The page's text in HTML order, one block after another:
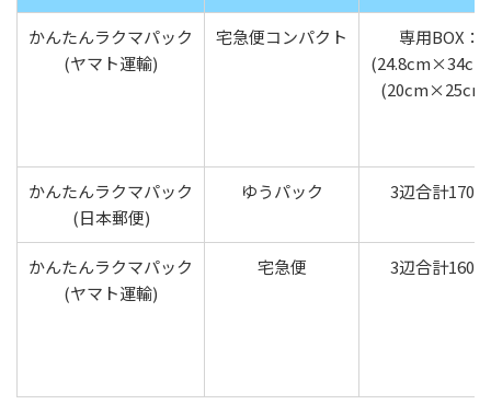
かんたんラクマパック
(ヤマト運輸)
宅急便コンパクト
専用BOX：
かんたんラクマパック
(日本郵便)
ゆうパック 3辺合計
かんたんラクマパック
(ヤマト運輸)
宅急便 3辺合計